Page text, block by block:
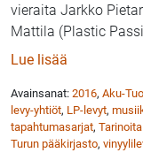
vieraita Jarkko
Mattila (Plastic
Lue lisää
Avainsanat: 2016, Aku-
levy-yhtiöt, LP-levyt,
tapahtumasarjat,
Turun pääkirjasto,